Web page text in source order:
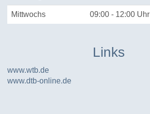
Mittwochs 09:00 - 12:00 Uhr
Links
www.wtb.de
www.dtb-online.de